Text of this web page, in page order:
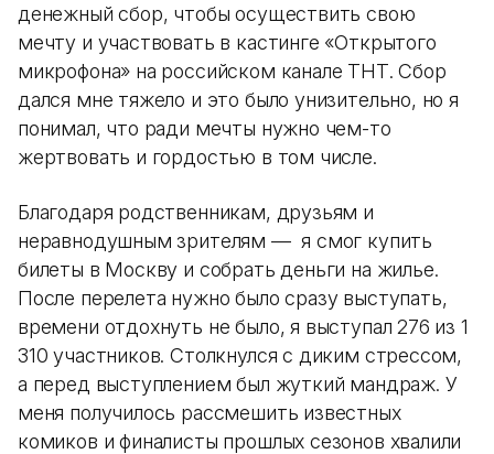
денежный сбор, чтобы осуществить свою
мечту и участвовать в кастинге «Открытого
микрофона» на российском канале ТНТ. Сбор
дался мне тяжело и это было унизительно, но я
понимал, что ради мечты нужно чем-то
жертвовать и гордостью в том числе.
Благодаря родственникам, друзьям и
неравнодушным зрителям — я смог купить
билеты в Москву и собрать деньги на жилье.
После перелета нужно было сразу выступать,
времени отдохнуть не было, я выступал 276 из 1
310 участников. Столкнулся с диким стрессом,
а перед выступлением был жуткий мандраж. У
меня получилось рассмешить известных
комиков и финалисты прошлых сезонов хвалили